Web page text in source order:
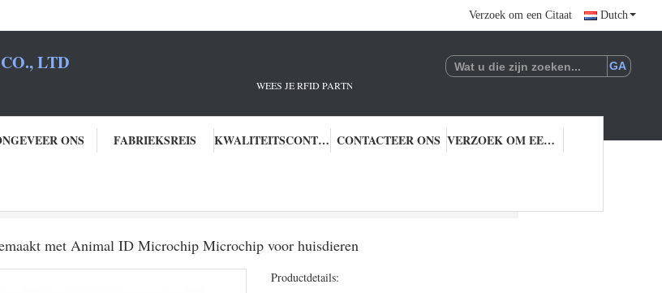
Verzoek om een Citaat Dutch
LTD
PARTNER.!
ONS FABRIEKSREIS KWALITEITSCONTROLE CONTACTEER ONS VERZOEK OM EEN CITAAT
met Animal ID Microchip Microchip voor huisdieren
Productdetails: